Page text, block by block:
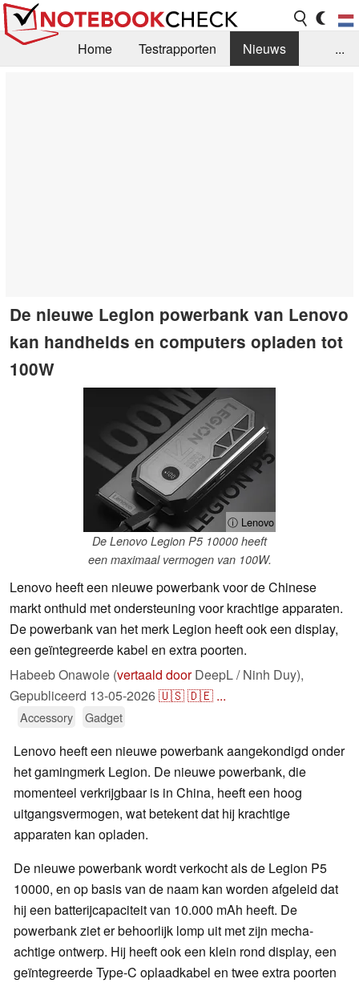
Home Testrapporten
Nieuws
...
De nieuwe Legion powerbank van Lenovo
kan handhelds en computers opladen tot
100W
ⓘ Lenovo
De Lenovo Legion P5 10000 heeft
een maximaal vermogen van 100W.
Lenovo heeft een nieuwe powerbank voor de Chinese
markt onthuld met ondersteuning voor krachtige apparaten.
De powerbank van het merk Legion heeft ook een display,
een geïntegreerde kabel en extra poorten.
Habeeb Onawole (vertaald doorDeepL / Ninh Duy),
Gepubliceerd 13-05-2026🇺🇸🇩🇪 ...
Accessory Gadget
Lenovo heeft een nieuwe powerbank aangekondigd onder
het gamingmerk Legion. De nieuwe powerbank, die
momenteel verkrijgbaar is in China, heeft een hoog
uitgangsvermogen, wat betekent dat hij krachtige
apparaten kan opladen.
De nieuwe powerbank wordt verkocht als de Legion P5
10000, en op basis van de naam kan worden afgeleid dat
hij een batterijcapaciteit van 10.000 mAh heeft. De
powerbank ziet er behoorlijk lomp uit met zijn mecha-
achtige ontwerp. Hij heeft ook een klein rond display, een
geïntegreerde Type-C oplaadkabel en twee extra poorten